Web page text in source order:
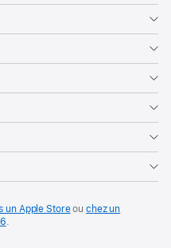
un Apple Storeouchez un
.